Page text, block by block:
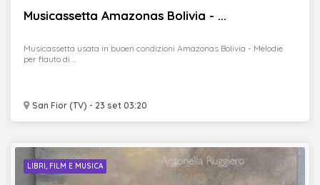
Musicassetta Amazonas Bolivia - ...
San Fior (TV) - 23 set 03:20
Musicassetta usata in buoen condizioni Amazonas Bolivia - Melodie
per flauto di ...
LIBRI, FILM E MUSICA